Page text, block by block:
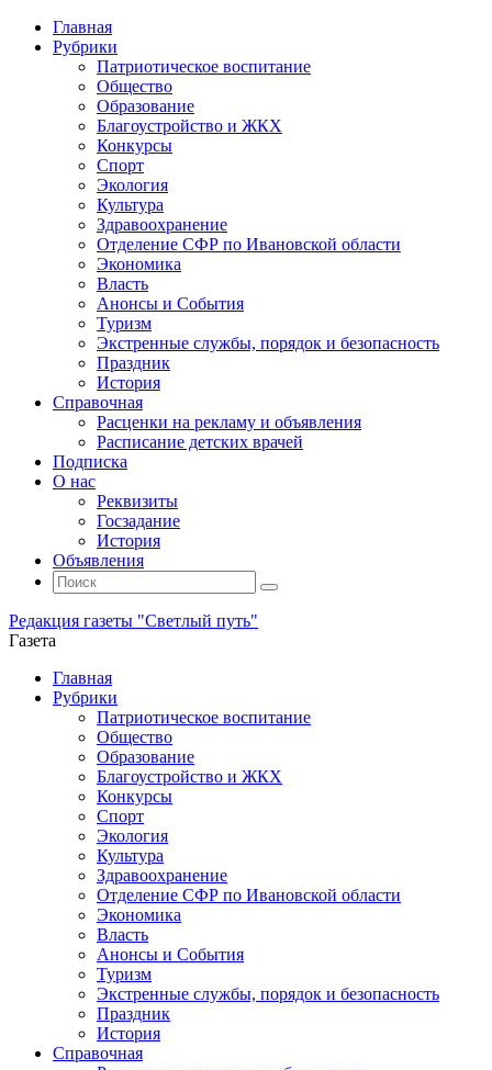
Главная
Рубрики
Патриотическое воспитание
Общество
Образование
Благоустройство и ЖКХ
Конкурсы
Спорт
Экология
Культура
Здравоохранение
Отделение СФР по Ивановской области
Экономика
Власть
Анонсы и События
Туризм
Экстренные службы, порядок и безопасность
Праздник
История
Справочная
Расценки на рекламу и объявления
Расписание детских врачей
Подписка
О нас
Реквизиты
Госзадание
История
Объявления
Поиск
Искать:
Поиск
Редакция газеты "Светлый путь"
Газета
Промотать
содержимому
Главная
Рубрики
Патриотическое воспитание
Общество
Образование
Благоустройство и ЖКХ
Конкурсы
Спорт
Экология
Культура
Здравоохранение
Отделение СФР по Ивановской области
Экономика
Власть
Анонсы и События
Туризм
Экстренные службы, порядок и безопасность
Праздник
История
Справочная